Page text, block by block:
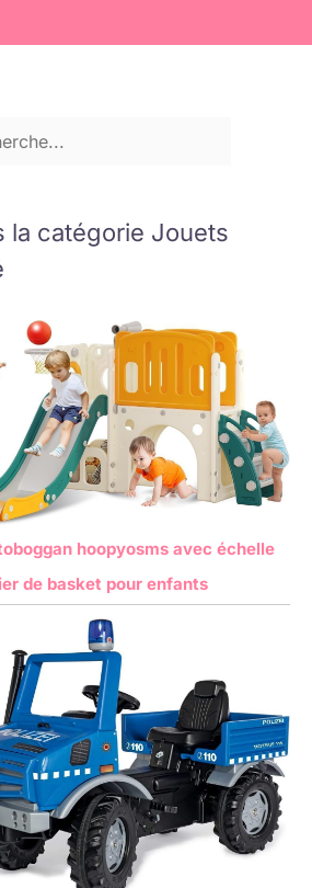
la catégorie Jouets
hoopyosms avec échelle
de basket pour enfants